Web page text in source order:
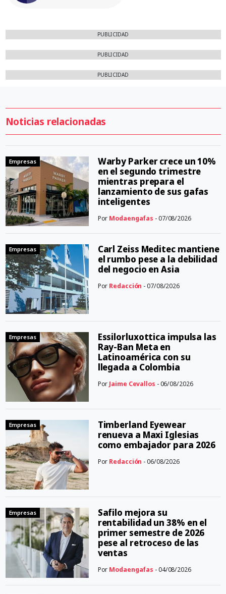
PUBLICIDAD
PUBLICIDAD
PUBLICIDAD
Noticias relacionadas
Empresas
Warby Parker crece un 10%
en el segundo trimestre
mientras prepara el
lanzamiento de sus gafas
inteligentes
Por Modaengafas - 07/08/2026
Empresas
Carl Zeiss Meditec mantiene
el rumbo pese a la debilidad
del negocio en Asia
Por Redacción - 07/08/2026
Empresas
Essilorluxottica impulsa las
Ray-Ban Meta en
Latinoamérica con su
llegada a Colombia
Por Jaime Cevallos - 06/08/2026
Empresas
Timberland Eyewear
renueva a Maxi Iglesias
como embajador para 2026
Por Redacción - 06/08/2026
Empresas
Safilo mejora su
rentabilidad un 38% en el
primer semestre de 2026
pese al retroceso de las
ventas
Por Modaengafas - 04/08/2026